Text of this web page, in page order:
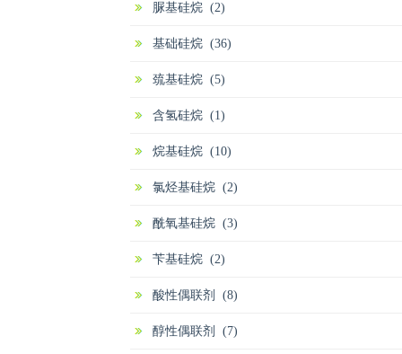
脲基硅烷 (2)
基础硅烷 (36)
巯基硅烷 (5)
含氢硅烷 (1)
烷基硅烷 (10)
氯烃基硅烷 (2)
酰氧基硅烷 (3)
苄基硅烷 (2)
酸性偶联剂 (8)
醇性偶联剂 (7)